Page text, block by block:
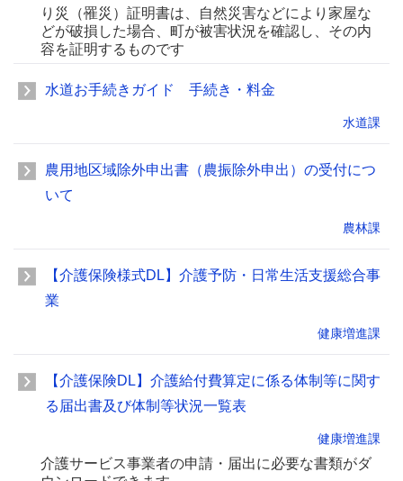
り災（罹災）証明書は、自然災害などにより家屋な
どが破損した場合、町が被害状況を確認し、その内
容を証明するものです
水道お手続きガイド 手続き・料金
水道課
農用地区域除外申出書（農振除外申出）の受付につ
いて
農林課
【介護保険様式DL】介護予防・日常生活支援総合事
業
健康増進課
【介護保険DL】介護給付費算定に係る体制等に関す
る届出書及び体制等状況一覧表
健康増進課
介護サービス事業者の申請・届出に必要な書類がダ